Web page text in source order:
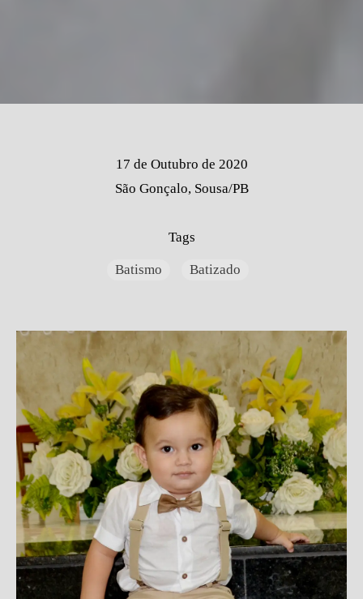
17 de Outubro de 2020
São Gonçalo, Sousa/PB
Tags
Batismo Batizado